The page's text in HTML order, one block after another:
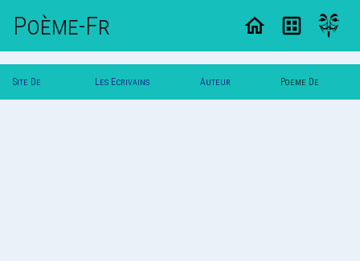
Poème-Fr
Site De Les Ecrivains Auteur Poeme De